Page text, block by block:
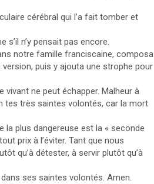
cérébral qui l’a fait tomber et
n’y pensait pas encore.
notre famille franciscaine, composa
puis y ajouta une strophe pour
ne peut échapper. Malheur à
tes très saintes volontés, car la mort
la plus dangereuse est la « seconde
prix à l’éviter. Tant que nous
qu’à détester, à servir plutôt qu’à
ses saintes volontés. Amen.